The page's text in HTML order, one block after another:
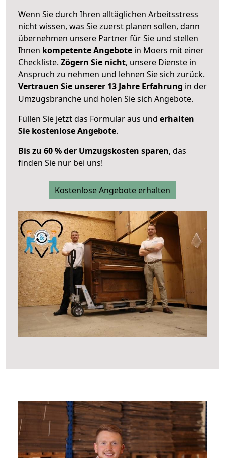
Wenn Sie durch Ihren alltäglichen Arbeitsstress
nicht wissen, was Sie zuerst planen sollen, dann
übernehmen unsere Partner für Sie und stellen
Ihnen kompetente Angebote in Moers mit einer
Checkliste. Zögern Sie nicht, unsere Dienste in
Anspruch zu nehmen und lehnen Sie sich zurück.
Vertrauen Sie unserer 13 Jahre Erfahrung in der
Umzugsbranche und holen Sie sich Angebote.
Füllen Sie jetzt das Formular aus und erhalten
Sie kostenlose Angebote.
Bis zu 60 % der Umzugskosten sparen, das
finden Sie nur bei uns!
Kostenlose Angebote erhalten